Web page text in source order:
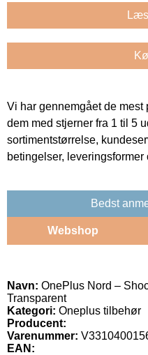
Vi har gennemgået de
dem med stjerner fra 1 til 5
sortimentstørrelse,
betingelser,
Bedst
Webshop
Navn: OnePlus Nord –
Transparent
Kategori: Oneplus tilbehør
Producent:
Varenummer:
EAN: